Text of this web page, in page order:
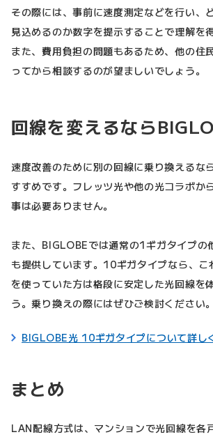
その際には、事前に速度測定などを行い、
見込めるのか数字を提示することで理解を
また、費用負担の問題もあるため、他の住
ってから相談するのが望ましいでしょう。
回線を変えるなら
速度改善のために別の回線に乗り換えるな
すすめです。フレッツ光や他の光コラボか
事は必要ありません。
また、BIGLOBEでは通常の1ギガタイプの
も提供しています。10ギガタイプなら、
を使っていた方は格段に安定した光回線を
う。乗り換えの際にはぜひご検討ください。
BIGLOBE光 10ギガタイプについて詳し
まとめ
LAN配線方式は、マンションで光回線を各